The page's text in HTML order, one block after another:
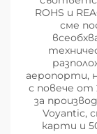
ROHS и
сме
аеропорти,
с повече от
за
Voyantic,
карти и